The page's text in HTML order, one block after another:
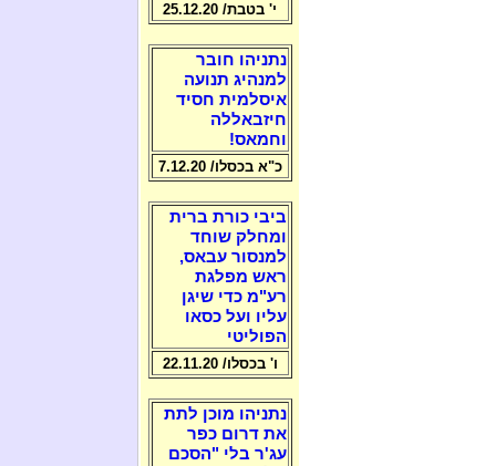
י' בטבת/ 25.12.20
נתניהו חובר
למנהיג תנועה
איסלמית חסיד
חיזבאללה
וחמאס!
כ"א בכסלו/ 7.12.20
ביבי כורת ברית
ומחלק שוחד
למנסור עבאס,
ראש מפלגת
רע"מ כדי שיגן
עליו ועל כסאו
הפוליטי
ו' בכסלו/ 22.11.20
נתניהו מוכן לתת
את דרום כפר
עג'ר בלי "הסכם